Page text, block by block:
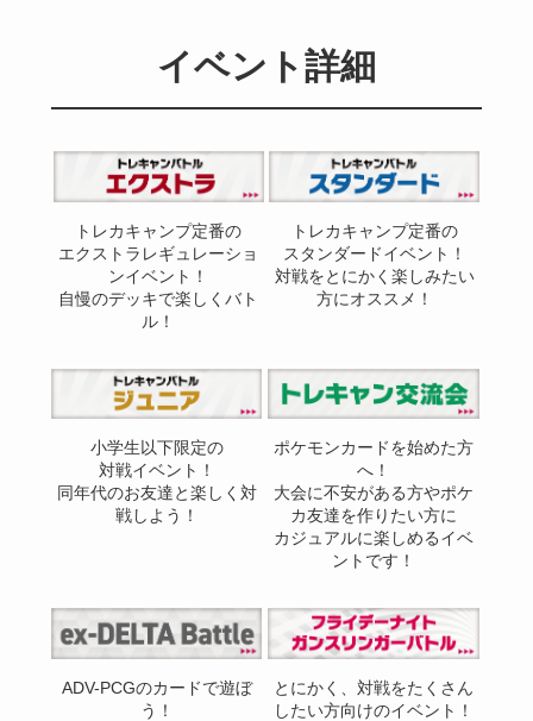
イベント詳細
トレカキャンプ定番の
エクストラレギュレーショ
ンイベント！
自慢のデッキで楽しくバト
ル！
トレカキャンプ定番の
スタンダードイベント！
対戦をとにかく楽しみたい
方にオススメ！
小学生以下限定の
対戦イベント！
同年代のお友達と楽しく対
戦しよう！
ポケモンカードを始めた方
へ！
大会に不安がある方やポケ
カ友達を作りたい方に
カジュアルに楽しめるイベ
ントです！
ADV-PCGのカードで遊ぼ
う！
とにかく、対戦をたくさん
したい方向けのイベント！